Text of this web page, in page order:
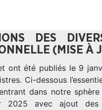
DES
(MISE À
ont été publiés le 9
Ci-dessous
dans notre
2025 avec ajout des